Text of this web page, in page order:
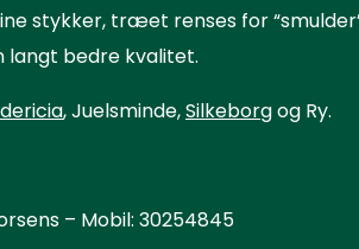
stykker, træet renses for
langt bedre kvalitet.
, Juelsminde,Silkeborgog Ry.
– Mobil: 30254845